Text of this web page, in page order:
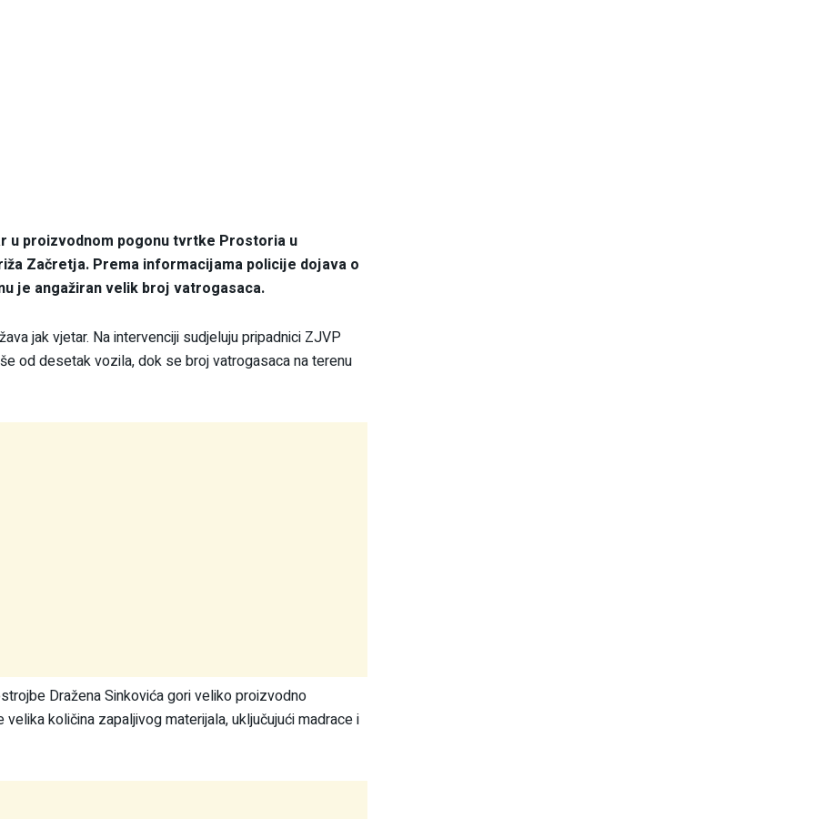
u proizvodnom pogonu tvrtke Prostoria u
Začretja. Prema informacijama policije dojava o
je angažiran velik broj vatrogasaca.
jak vjetar. Na intervenciji sudjeluju pripadnici ZJVP
od desetak vozila, dok se broj vatrogasaca na terenu
Dražena Sinkovića gori veliko proizvodno
količina zapaljivog materijala, uključujući madrace i